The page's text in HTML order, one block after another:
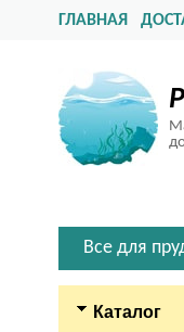
ГЛАВНАЯ
Все для
Каталог